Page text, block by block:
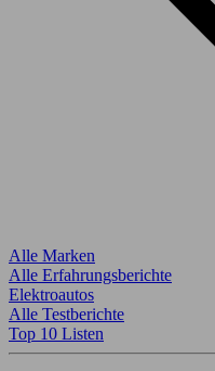
Alle Marken
Alle Erfahrungsberichte
Elektroautos
Alle Testberichte
Top 10 Listen